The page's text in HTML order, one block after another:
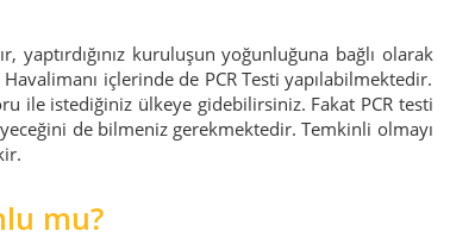
yaptırdığınız kuruluşun yoğunluğuna bağlı olarak
içlerinde de PCR Testi yapılabilmektedir.
ile istediğiniz ülkeye gidebilirsiniz. Fakat PCR testi
de bilmeniz gerekmektedir. Temkinli olmayı
mu?